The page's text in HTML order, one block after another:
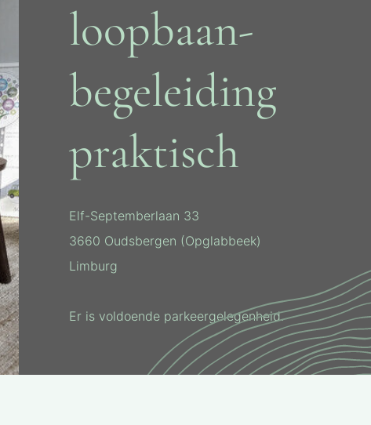
loopbaan­
begeleiding
praktisch
Elf-Septemberlaan 33
3660 Oudsbergen (Opglabbeek)
Limburg
Er is voldoende parkeergelegenheid.